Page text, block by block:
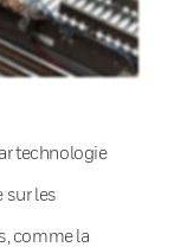
technologie
sur les
comme la